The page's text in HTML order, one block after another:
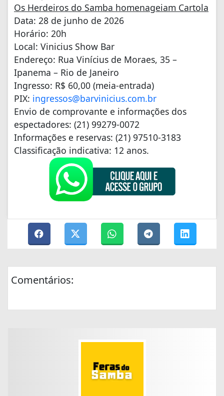
Os Herdeiros do Samba homenageiam Cartola
Data: 28 de junho de 2026
Horário: 20h
Local: Vinicius Show Bar
Endereço: Rua Vinícius de Moraes, 35 –
Ipanema – Rio de Janeiro
Ingresso: R$ 60,00 (meia-entrada)
PIX: ingressos@barvinicius.com.br
Envio de comprovante e informações dos
espectadores: (21) 99279-0072
Informações e reservas: (21) 97510-3183
Classificação indicativa: 12 anos.
Comentários: